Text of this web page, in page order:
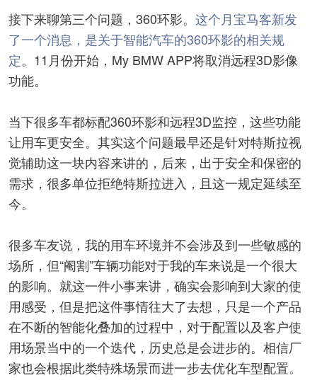
接下来聊第三个问题，360环影。 这个月宝马客新发
了一个消息，是关于智能汽车的360环影的相关规
定。11月份开始，My BMW APP将取消远程3D影像
功能。
当下很多车都标配360环影和远程3D监控，这些功能
让用车更安全。其实这个问题最早还是针对特斯拉视
觉辅助这一块内容来讲的，后来，出于安全和保密的
需求，很多单位拒绝特斯拉进入，且这一规定延续至
今。
很多车友说，我的用车环境并不会涉及到一些敏感的
场所，但“阉割”车辆功能对于我的车来说是一个很大
的影响。就这一件小事来讲，确实会影响到大家的使
用感受，但是把这件事情往大了去想，只是一个产品
在不断的智能化叠加的过程中，对于配置以及客户使
用场景当中的一个迭代，历史总是会进步的。相信厂
家也会根据此类特殊场景而进一步去优化车型配置。